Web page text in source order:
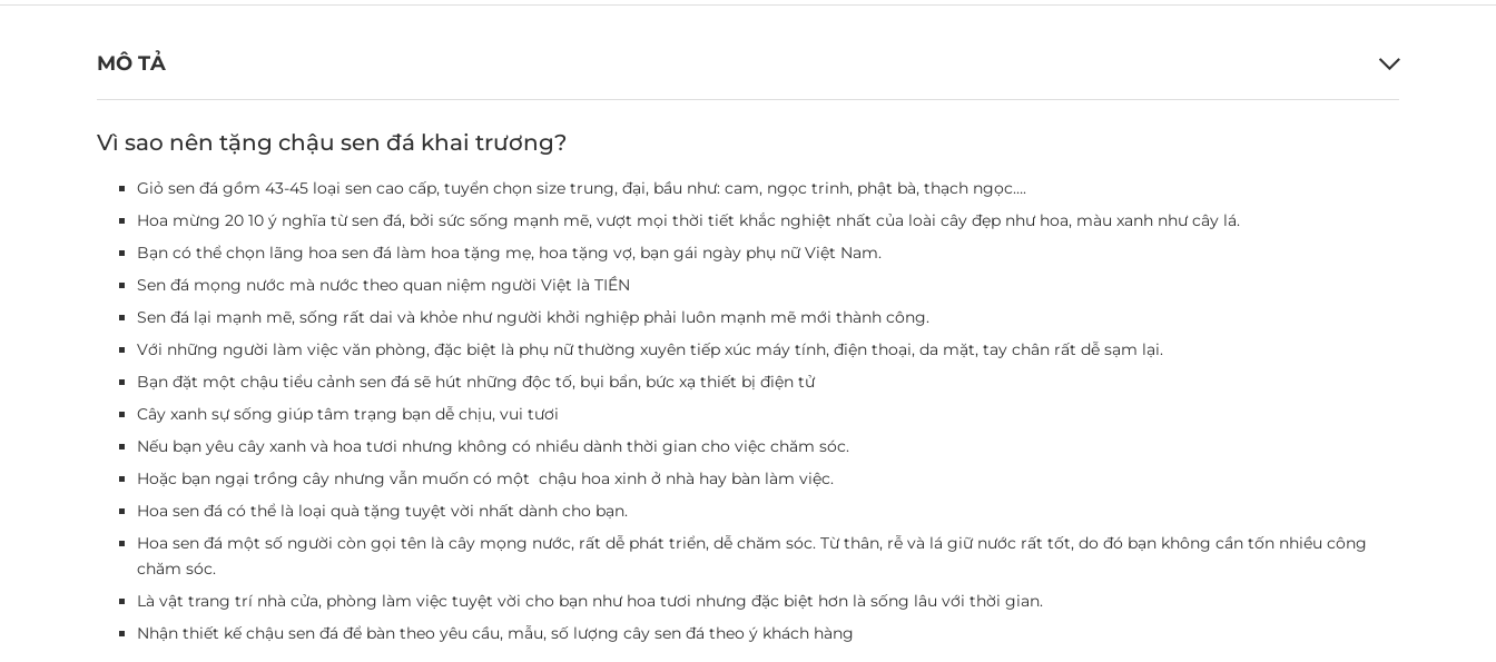
MÔ TẢ
Vì sao nên tặng chậu sen đá khai trương?
Giỏ sen đá gồm 43-45 loại sen cao cấp, tuyển chọn size trung, đại, bầu như: cam, ngọc trinh, phật bà, thạch ngọc….
Hoa mừng 20 10 ý nghĩa từ sen đá, bởi sức sống mạnh mẽ, vượt mọi thời tiết khắc nghiệt nhất của loài cây đẹp như hoa, màu xanh như cây lá.
Bạn có thể chọn lãng hoa sen đá làm hoa tặng mẹ, hoa tặng vợ, bạn gái ngày phụ nữ Việt Nam.
Sen đá mọng nước mà nước theo quan niệm người Việt là TIỀN
Sen đá lại mạnh mẽ, sống rất dai và khỏe như người khởi nghiệp phải luôn mạnh mẽ mới thành công.
Với những người làm việc văn phòng, đặc biệt là phụ nữ thường xuyên tiếp xúc máy tính, điện thoại, da mặt, tay chân rất dễ sạm lại.
Bạn đặt một chậu tiểu cảnh sen đá sẽ hút những độc tố, bụi bẩn, bức xạ thiết bị điện tử
Cây xanh sự sống giúp tâm trạng bạn dễ chịu, vui tươi
Nếu bạn yêu cây xanh và hoa tươi nhưng không có nhiều dành thời gian cho việc chăm sóc.
Hoặc bạn ngại trồng cây nhưng vẫn muốn có một chậu hoa xinh ở nhà hay bàn làm việc.
Hoa sen đá có thể là loại quà tặng tuyệt vời nhất dành cho bạn.
Hoa sen đá một số người còn gọi tên là cây mọng nước, rất dễ phát triển, dễ chăm sóc. Từ thân, rễ và lá giữ nước rất tốt, do đó bạn không cần tốn nhiều công
chăm sóc.
Là vật trang trí nhà cửa, phòng làm việc tuyệt vời cho bạn như hoa tươi nhưng đặc biệt hơn là sống lâu với thời gian.
Nhận thiết kế chậu sen đá để bàn theo yêu cầu, mẫu, số lượng cây sen đá theo ý khách hàng